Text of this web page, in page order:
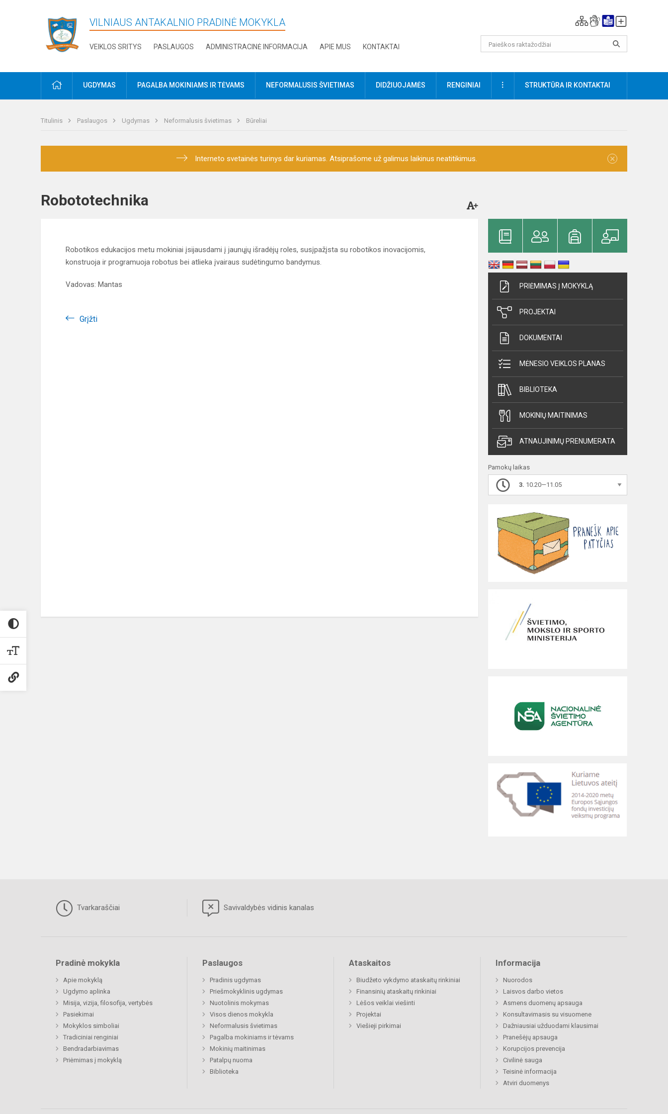
VILNIAUS ANTAKALNIO PRADINĖ MOKYKLA
VEIKLOS SRITYS PASLAUGOS ADMINISTRACINĖ INFORMACIJA APIE MUS KONTAKTAI
PRADŽIAUGDYMAS PAGALBA MOKINIAMS IR TĖVAMS NEFORMALUSIS ŠVIETIMAS DIDŽIUOJAMĖS RENGINIAI DAUGIAUSTRUKTŪRA IR KONTAKTAI
Titulinis Paslaugos Ugdymas Neformalusis švietimas Būreliai
Interneto svetainės turinys dar kuriamas. Atsiprašome už galimus laikinus neatitikimus. ×
Robototechnika
Robotikos edukacijos metu mokiniai įsijausdami į jaunųjų išradėjų roles, susįpažįsta su robotikos inovacijomis,
konstruoja ir programuoja robotus bei atlieka įvairaus sudėtingumo bandymus.
Vadovas: Mantas
Grįžti
PRIĖMIMAS Į MOKYKLĄ
PROJEKTAI
DOKUMENTAI
MĖNESIO VEIKLOS PLANAS
BIBLIOTEKA
MOKINIŲ MAITINIMAS
ATNAUJINIMŲ PRENUMERATA
Pamokų laikas
3. 10.20—11.05
Tvarkaraščiai Savivaldybės vidinis kanalas
Pradinė mokykla
Apie mokyklą
Ugdymo aplinka
Misija, vizija, filosofija, vertybės
Pasiekimai
Mokyklos simboliai
Tradiciniai renginiai
Bendradarbiavimas
Priėmimas į mokyklą
Paslaugos
Pradinis ugdymas
Priešmokyklinis ugdymas
Nuotolinis mokymas
Visos dienos mokykla
Neformalusis švietimas
Pagalba mokiniams ir tėvams
Mokinių maitinimas
Patalpų nuoma
Biblioteka
Ataskaitos
Biudžeto vykdymo ataskaitų rinkiniai
Finansinių ataskaitų rinkiniai
Lėšos veiklai viešinti
Projektai
Viešieji pirkimai
Informacija
Nuorodos
Laisvos darbo vietos
Asmens duomenų apsauga
Konsultavimasis su visuomene
Dažniausiai užduodami klausimai
Pranešėjų apsauga
Korupcijos prevencija
Civilinė sauga
Teisinė informacija
Atviri duomenys